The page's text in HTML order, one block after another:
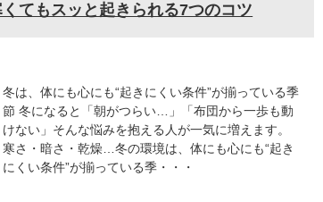
てもスッと起きられる7つのコツ
冬は、体にも心にも“起きにくい条件”が揃っている季
節 冬になると「朝がつらい…」「布団から一歩も動
けない」そんな悩みを抱える人が一気に増えます。
寒さ・暗さ・乾燥…冬の環境は、体にも心にも“起き
にくい条件”が揃っている季・・・